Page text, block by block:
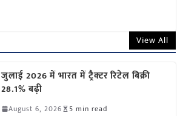
View All
जुलाई 2026 में भारत में ट्रैक्टर रिटेल बिक्री
28.1% बढ़ी
August 6, 2026 5 min read